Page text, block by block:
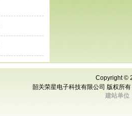
Copyright ©
韶关荣星电子科技有限公司 版权所